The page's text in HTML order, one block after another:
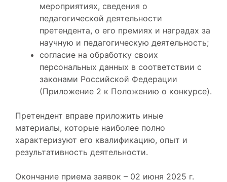
мероприятиях, сведения о
педагогической деятельности
претендента, о его премиях и наградах за
научную и педагогическую деятельность;
согласие на обработку своих
персональных данных в соответствии с
законами Российской Федерации
(Приложение 2 к Положению о конкурсе).
Претендент вправе приложить иные
материалы, которые наиболее полно
характеризуют его квалификацию, опыт и
результативность деятельности.
Окончание приема заявок – 02 июня 2025 г.